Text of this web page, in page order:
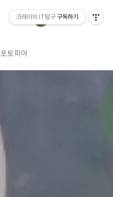
포토피아
크레이의 IT탐구 구독하기